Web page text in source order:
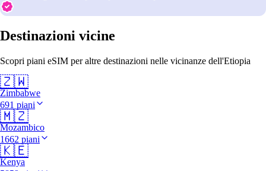
Destinazioni vicine
Scopri piani eSIM per altre destinazioni nelle vicinanze dell'Etiopia
🇿🇼
Zimbabwe
691 piani
🇲🇿
Mozambico
1662 piani
🇰🇪
Kenya